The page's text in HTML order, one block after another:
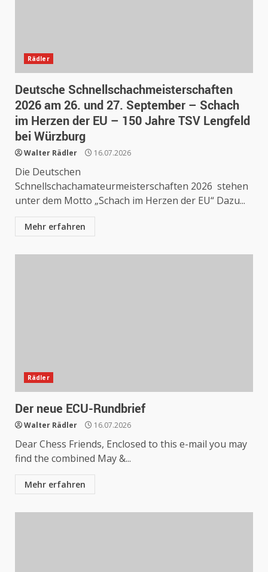
Rädler
Deutsche Schnellschachmeisterschaften
2026 am 26. und 27. September – Schach
im Herzen der EU – 150 Jahre TSV Lengfeld
bei Würzburg
Walter Rädler 16.07.2026
Die Deutschen
Schnellschachamateurmeisterschaften 2026 stehen
unter dem Motto „Schach im Herzen der EU“ Dazu...
Mehr erfahren
Rädler
Der neue ECU-Rundbrief
Walter Rädler 16.07.2026
Dear Chess Friends, Enclosed to this e-mail you may
find the combined May &...
Mehr erfahren